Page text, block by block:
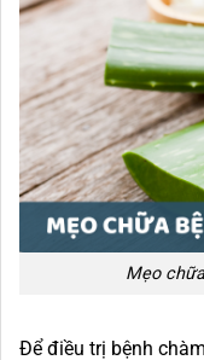
Mẹo
Để điều trị bệnh